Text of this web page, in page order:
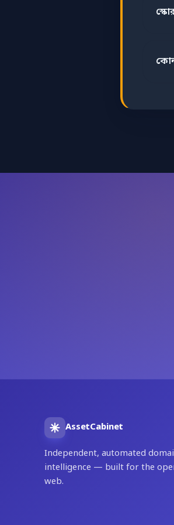
AssetCabinet
Independent, automated
intelligence — built for the
web.